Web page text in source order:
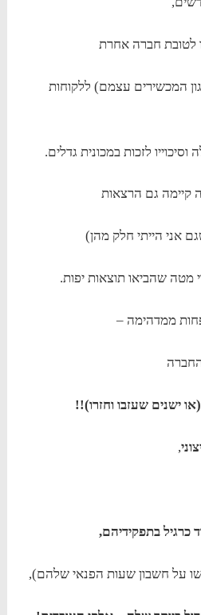
לטובת חברה אחרת
המכשירים עצמם) ללקוחות
לזכות במכונית גדלים.
קיימה גם הרצאות
אני הייתי חלק מהן)
מטה שהביאו תוצאות יפות.
ממדהימה –
,
כרגיל בתפקידיהם,
על חשבון שעות הפנאי שלהם),